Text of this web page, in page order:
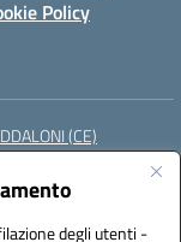
degli utenti -
Policy
(CE)